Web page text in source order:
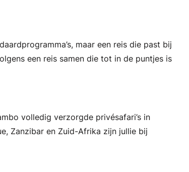
maar een reis die past bij
een reis samen die tot in de puntjes is
volledig verzorgde privésafari’s in
Zanzibar en Zuid-Afrika zijn jullie bij